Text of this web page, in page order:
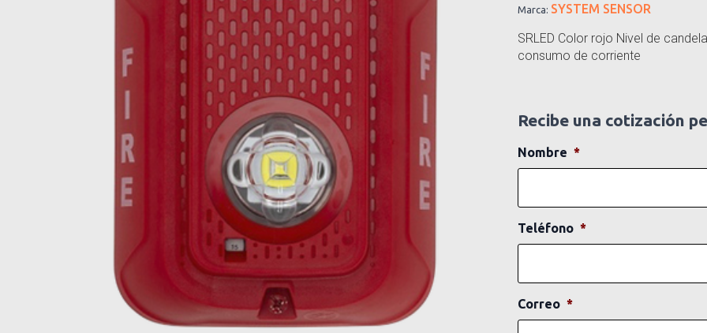
Marca: SYSTEM SENSOR
SRLED Color rojo Nivel de
consumo de corriente
Recibe una cotización
Nombre *
Teléfono *
Correo *